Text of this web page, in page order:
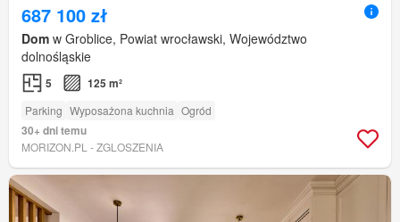
687 100 zł
Dom w Groblice, Powiat wrocławski, Województwo
dolnośląskie
5 125 m²
Parking Wyposażona kuchnia Ogród
30+ dni temu
MORIZON.PL - ZGLOSZENIA